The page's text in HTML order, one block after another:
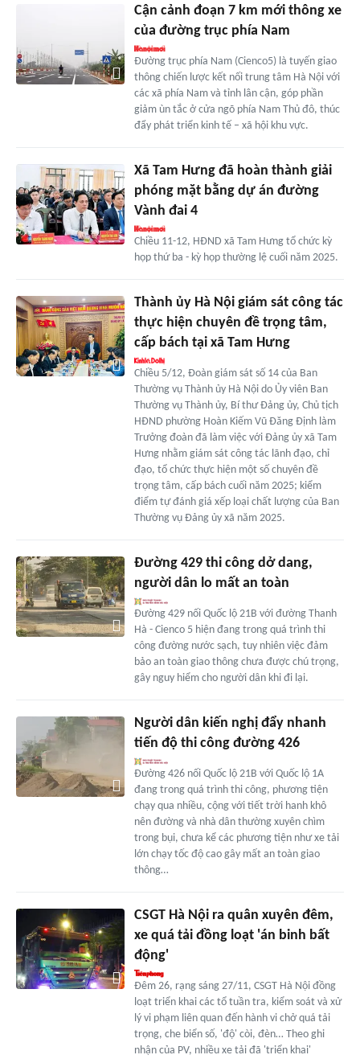
Cận cảnh đoạn 7 km mới thông xe
của đường trục phía Nam
Đường trục phía Nam (Cienco5) là tuyến giao
thông chiến lược kết nối trung tâm Hà Nội với
các xã phía Nam và tỉnh lân cận, góp phần
giảm ùn tắc ở cửa ngõ phía Nam Thủ đô, thúc
đẩy phát triển kinh tế – xã hội khu vực.
Xã Tam Hưng đã hoàn thành giải
phóng mặt bằng dự án đường
Vành đai 4
Chiều 11-12, HĐND xã Tam Hưng tổ chức kỳ
họp thứ ba - kỳ họp thường lệ cuối năm 2025.
Thành ủy Hà Nội giám sát công tác
thực hiện chuyên đề trọng tâm,
cấp bách tại xã Tam Hưng
Chiều 5/12, Đoàn giám sát số 14 của Ban
Thường vụ Thành ủy Hà Nội do Ủy viên Ban
Thường vụ Thành ủy, Bí thư Đảng ủy, Chủ tịch
HĐND phường Hoàn Kiếm Vũ Đăng Định làm
Trưởng đoàn đã làm việc với Đảng ủy xã Tam
Hưng nhằm giám sát công tác lãnh đạo, chỉ
đạo, tổ chức thực hiện một số chuyên đề
trọng tâm, cấp bách cuối năm 2025; kiểm
điểm tự đánh giá xếp loại chất lượng của Ban
Thường vụ Đảng ủy xã năm 2025.
Đường 429 thi công dở dang,
người dân lo mất an toàn
Đường 429 nối Quốc lộ 21B với đường Thanh
Hà - Cienco 5 hiện đang trong quá trình thi
công đường nước sạch, tuy nhiên việc đảm
bảo an toàn giao thông chưa được chú trọng,
gây nguy hiểm cho người dân khi đi lại.
Người dân kiến nghị đẩy nhanh
tiến độ thi công đường 426
Đường 426 nối Quốc lộ 21B với Quốc lộ 1A
đang trong quá trình thi công, phương tiện
chạy qua nhiều, cộng với tiết trời hanh khô
nên đường và nhà dân thường xuyên chìm
trong bụi, chưa kể các phương tiện như xe tải
lớn chạy tốc độ cao gây mất an toàn giao
thông…
CSGT Hà Nội ra quân xuyên đêm,
xe quá tải đồng loạt 'án binh bất
động'
Đêm 26, rạng sáng 27/11, CSGT Hà Nội đồng
loạt triển khai các tổ tuần tra, kiểm soát và xử
lý vi phạm liên quan đến hành vi chở quá tải
trọng, che biển số, 'độ' còi, đèn… Theo ghi
nhận của PV, nhiều xe tải đã 'triển khai'